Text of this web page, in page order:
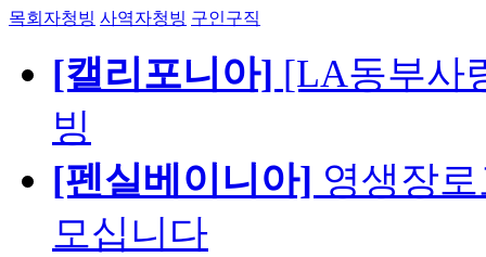
목회자청빙 사역자청빙 구인구직
[캘리포니아] [LA동부사
빙
[펜실베이니아] 영생장
모십니다